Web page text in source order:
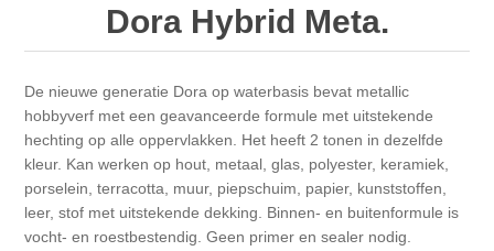
Posters A3
T-shirts
Canvas
Stompkaarsen
Fantasie
Landschap
Magic
Personen
Acrylverf
Alcohol ink
Embossing
Josephiena's
Gummiapan
Lavinia Stamps
Opruiming
Inspiratie
Art Journal 2025
Dora Hybrid Meta.
De nieuwe generatie Dora op waterbasis bevat metallic
hobbyverf met een geavanceerde formule met uitstekende
hechting op alle oppervlakken. Het heeft 2 tonen in dezelfde
kleur. Kan werken op hout, metaal, glas, polyester, keramiek,
porselein, terracotta, muur, piepschuim, papier, kunststoffen,
leer, stof met uitstekende dekking. Binnen- en buitenformule is
vocht- en roestbestendig. Geen primer en sealer nodig.